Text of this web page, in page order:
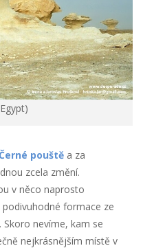
pouště a za
zcela změní.
v něco naprosto
formace ze
nevíme, kam se
nejkrásnějším místě v